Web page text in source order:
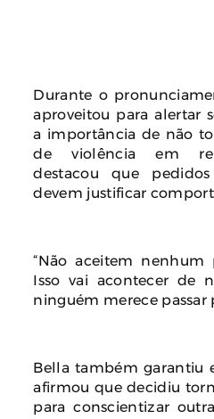
Durante o
aproveitou para alertar
a importância de não
de violência em
destacou que
devem justificar
“Não aceitem nenhum
Isso vai acontecer de
ninguém merece passar
Bella também garantiu
afirmou que decidiu
para conscientizar